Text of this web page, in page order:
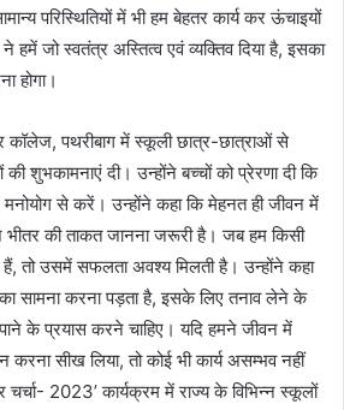
परिस्थितियों में भी हम बेहतर कार्य कर ऊंचाइयों
जो स्वतंत्र अस्तित्व एवं व्यक्तिव दिया है, इसका
होगा।
कॉलेज, पथरीबाग में स्कूली छात्र-छात्राओं से
की शुभकामनाएं दी। उन्होंने बच्चों को प्रेरणा दी कि
मनोयोग से करें। उन्होंने कहा कि मेहनत ही जीवन में
की ताकत जानना जरूरी है। जब हम किसी
हैं, तो उसमें सफलता अवश्य मिलती है। उन्होंने कहा
सामना करना पड़ता है, इसके लिए तनाव लेने के
के प्रयास करने चाहिए। यदि हमने जीवन में
सीख लिया, तो कोई भी कार्य असम्भव नहीं
चर्चा- 2023’ कार्यक्रम में राज्य के विभिन्न स्कूलों